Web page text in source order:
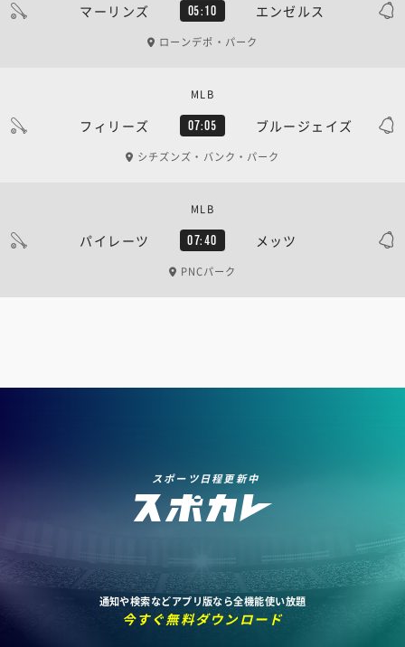
マーリンズ 05:10 エンゼルス
ローンデポ・パーク
フィリーズ 07:05 ブルージェイズ
MLB
シチズンズ・バンク・パーク
パイレーツ 07:40 メッツ
MLB
PNCパーク
スポーツ日程更新中
通知や検索などアプリ版なら全機能使い放題
今すぐ無料ダウンロード